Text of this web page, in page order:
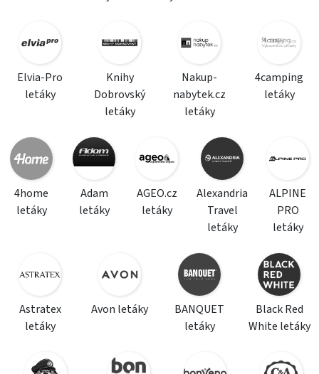
Elvia-Pro
letáky
Knihy
Dobrovský
letáky
Nakup-
nabytek.cz
letáky
4camping
letáky
4home
letáky
Adam
letáky
AGEO.cz
letáky
Alexandria
Travel
letáky
ALPINE
PRO
letáky
Astratex
letáky
Avon letáky
BANQUET
letáky
Black Red
White letáky